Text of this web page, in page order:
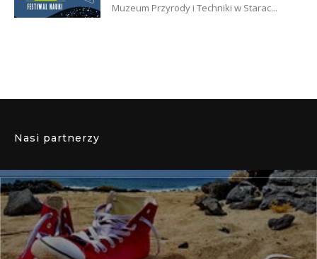
Muzeum Przyrody i Techniki w Starac...
Nasi partnerzy